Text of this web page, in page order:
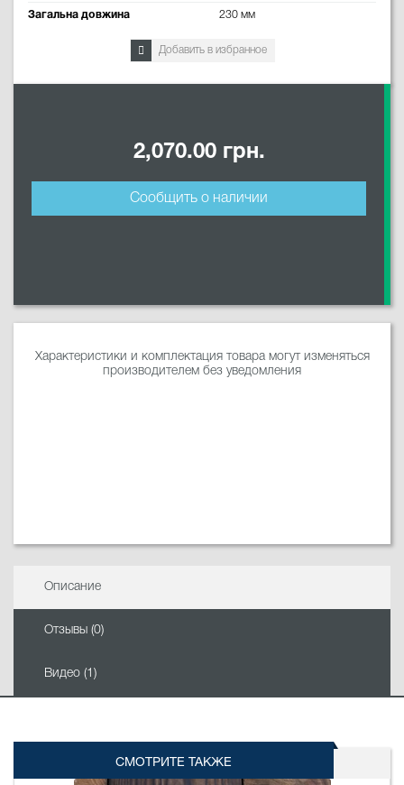
Загальна довжина 230 мм
Добавить в избранное
2,070.00 грн.
Сообщить о наличии
Характеристики и комплектация товара могут изменяться
производителем без уведомления
Описание
Отзывы (0)
Видео (1)
СМОТРИТЕ ТАКЖЕ